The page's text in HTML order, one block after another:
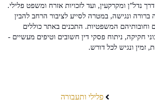
נדל"ן ומקרקעין, ועד לזכויות אזרח ומשפט פלילי.
ונגישה, במטרה לסייע לציבור הרחב להבין
וחובותיהם המשפטיות. התכנים באתר כוללים
חקיקה, ניתוח פסקי דין חשובים וטיפים מעשיים -
זמין ונגיש לכל דורש.
פלילי ותעבורה